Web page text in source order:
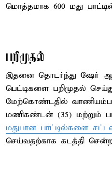
மொத்தமாக 600 மது
பறிமுதல்
இதனை தொடர்ந்து ஷேர்
பெட்டிகளை பறிமுதல்
மேற்கொண்டதில்
மணிகண்டன் (35) மற்றும்
மதுபான பாட்டில்களை
செய்வதற்காக கடத்தி